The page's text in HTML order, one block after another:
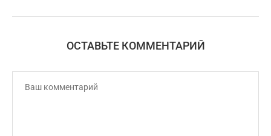
ОСТАВЬТЕ КОММЕНТАРИЙ